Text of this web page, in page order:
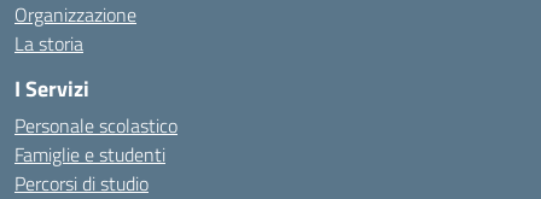
Organizzazione
La storia
I Servizi
Personale scolastico
Famiglie e studenti
Percorsi di studio